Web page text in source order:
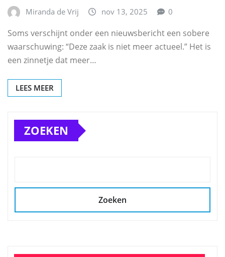
Miranda de Vrij nov 13, 2025 0
Soms verschijnt onder een nieuwsbericht een sobere
waarschuwing: “Deze zaak is niet meer actueel.” Het is
een zinnetje dat meer…
LEES MEER
ZOEKEN
Zoeken